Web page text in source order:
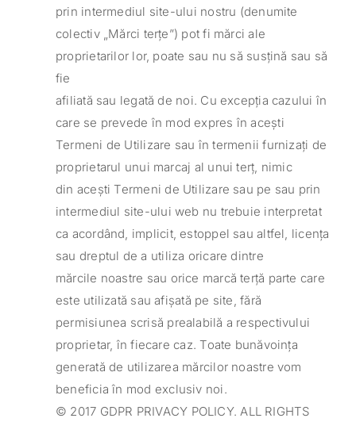
prin intermediul site-ului nostru (denumite
colectiv „Mărci terțe”) pot fi mărci ale
proprietarilor lor, poate sau nu să susțină sau să
fie
afiliată sau legată de noi. Cu excepția cazului în
care se prevede în mod expres în acești
Termeni de Utilizare sau în termenii furnizați de
proprietarul unui marcaj al unui terț, nimic
din acești Termeni de Utilizare sau pe sau prin
intermediul site-ului web nu trebuie interpretat
ca acordând, implicit, estoppel sau altfel, licența
sau dreptul de a utiliza oricare dintre
mărcile noastre sau orice marcă terță parte care
este utilizată sau afișată pe site, fără
permisiunea scrisă prealabilă a respectivului
proprietar, în fiecare caz. Toate bunăvoința
generată de utilizarea mărcilor noastre vom
beneficia în mod exclusiv noi.
© 2017 GDPR PRIVACY POLICY. ALL RIGHTS